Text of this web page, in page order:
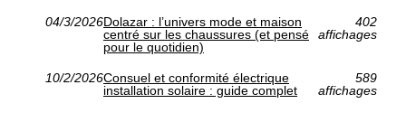
04/3/2026Dolazar : l’univers mode et maison
centré sur les chaussures (et pensé
pour le quotidien)
402
affichages
10/2/2026Consuel et conformité électrique
installation solaire : guide complet
589
affichages